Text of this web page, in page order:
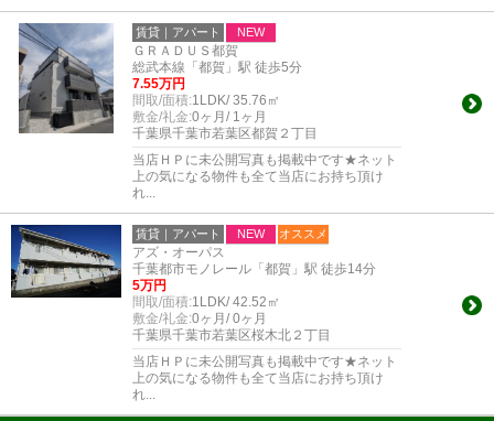
賃貸｜アパート NEW
ＧＲＡＤＵＳ都賀
総武本線「都賀」駅 徒歩5分
7.55万円
間取/面積:1LDK/ 35.76㎡
敷金/礼金:0ヶ月/ 1ヶ月
千葉県千葉市若葉区都賀２丁目
当店ＨＰに未公開写真も掲載中です★ネット
上の気になる物件も全て当店にお持ち頂け
れ...
賃貸｜アパート NEW オススメ
アズ・オーパス
千葉都市モノレール「都賀」駅 徒歩14分
5万円
間取/面積:1LDK/ 42.52㎡
敷金/礼金:0ヶ月/ 0ヶ月
千葉県千葉市若葉区桜木北２丁目
当店ＨＰに未公開写真も掲載中です★ネット
上の気になる物件も全て当店にお持ち頂け
れ...